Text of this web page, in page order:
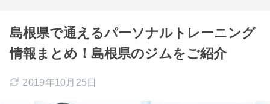
島根県で通えるパーソナルトレーニング
情報まとめ！島根県のジムをご紹介
2019年10月25日